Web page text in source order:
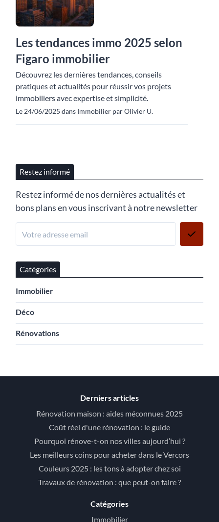
Les tendances immo 2025 selon
Figaro immobilier
Découvrez les dernières tendances, conseils
pratiques et actualités pour réussir vos projets
immobiliers avec expertise et simplicité.
Le 24/06/2025 dans Immobilier par Olivier U.
Restez informé
Restez informé de nos dernières actualités et
bons plans en vous inscrivant à notre newsletter
Catégories
Immobilier
Déco
Rénovations
Derniers articles
Rénovation maison : aides méconnues 2025
Coût réel d'une rénovation : le guide
Pourquoi rénove-t-on nos villes aujourd’hui ?
Les meilleurs coins pour acheter dans le Vercors
Couleurs 2025 : les tons à adopter chez soi
Travaux de rénovation : que peut-on faire ?
Catégories
Immobilier